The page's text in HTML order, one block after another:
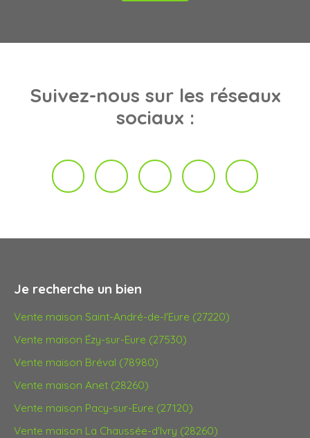
Suivez-nous sur les réseaux
sociaux :
Je recherche un bien
Vente maison Saint-André-de-l'Eure (27220)
Vente maison Ézy-sur-Eure (27530)
Vente maison Bréval (78980)
Vente maison Anet (28260)
Vente maison Pacy-sur-Eure (27120)
Vente maison La Chaussée-d'Ivry (28260)